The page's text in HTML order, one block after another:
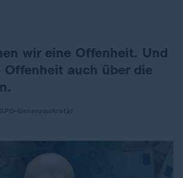
wir eine Offenheit. Und
Offenheit auch über die